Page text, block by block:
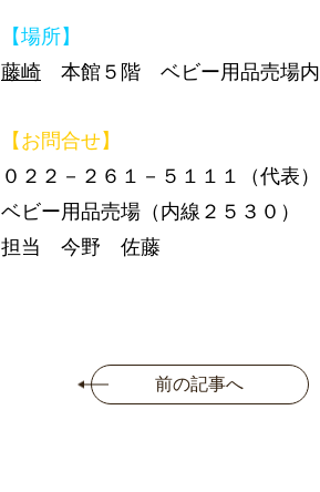
【場所】
藤崎 本館５階 ベビー用品売場内
【お問合せ】
０２２－２６１－５１１１（代表）
ベビー用品売場（内線２５３０）
担当 今野 佐藤
前の記事へ